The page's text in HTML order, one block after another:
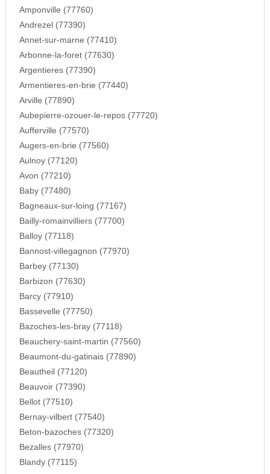
Amponville (77760)
Andrezel (77390)
Annet-sur-marne (77410)
Arbonne-la-foret (77630)
Argentieres (77390)
Armentieres-en-brie (77440)
Arville (77890)
Aubepierre-ozouer-le-repos (77720)
Aufferville (77570)
Augers-en-brie (77560)
Aulnoy (77120)
Avon (77210)
Baby (77480)
Bagneaux-sur-loing (77167)
Bailly-romainvilliers (77700)
Balloy (77118)
Bannost-villegagnon (77970)
Barbey (77130)
Barbizon (77630)
Barcy (77910)
Bassevelle (77750)
Bazoches-les-bray (77118)
Beauchery-saint-martin (77560)
Beaumont-du-gatinais (77890)
Beautheil (77120)
Beauvoir (77390)
Bellot (77510)
Bernay-vilbert (77540)
Beton-bazoches (77320)
Bezalles (77970)
Blandy (77115)